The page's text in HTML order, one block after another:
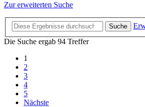
Zur erweiterten Suche
Suche
Die Suche ergab 94 Treffer
1
2
3
4
5
Nächste